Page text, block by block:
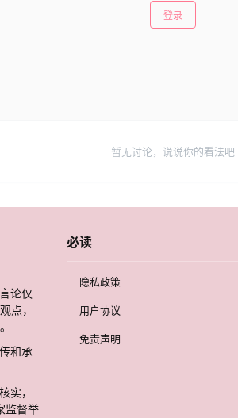
登录
暂无讨论，说说你的看法吧
论仅
点，
和承
实，
监督举
必读
隐私政策
用户协议
免责声明